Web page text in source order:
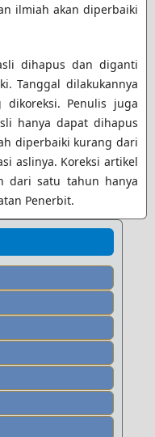
ilmiah akan diperbaiki
dihapus dan diganti
Tanggal dilakukannya
Penulis juga
hanya dapat dihapus
diperbaiki kurang dari
aslinya. Koreksi artikel
dari satu tahun hanya
Penerbit.